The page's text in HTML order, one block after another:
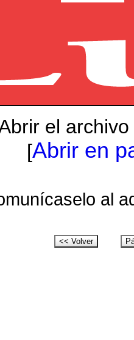
el
[Abrir en
al